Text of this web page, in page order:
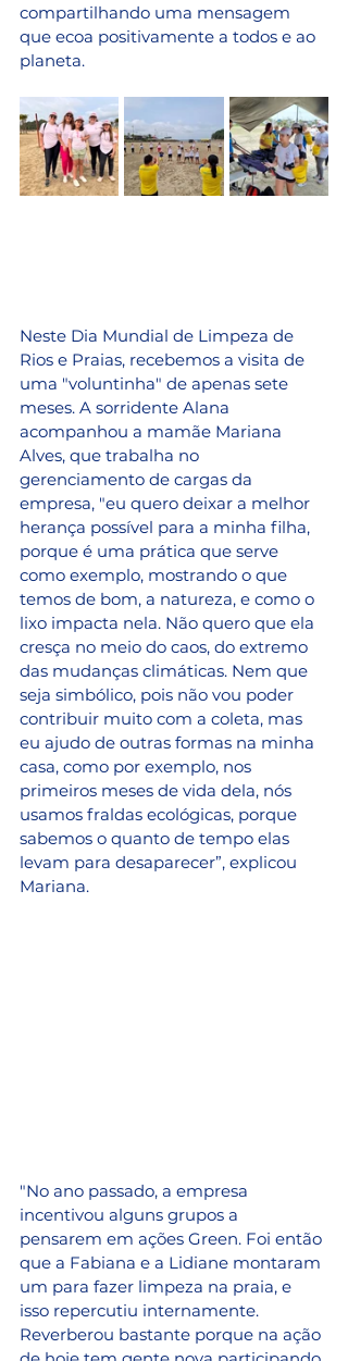
compartilhando uma mensagem
que ecoa positivamente a todos e ao
planeta.
Neste Dia Mundial de Limpeza de
Rios e Praias, recebemos a visita de
uma "voluntinha" de apenas sete
meses. A sorridente Alana
acompanhou a mamãe Mariana
Alves, que trabalha no
gerenciamento de cargas da
empresa, "eu quero deixar a melhor
herança possível para a minha filha,
porque é uma prática que serve
como exemplo, mostrando o que
temos de bom, a natureza, e como o
lixo impacta nela. Não quero que ela
cresça no meio do caos, do extremo
das mudanças climáticas. Nem que
seja simbólico, pois não vou poder
contribuir muito com a coleta, mas
eu ajudo de outras formas na minha
casa, como por exemplo, nos
primeiros meses de vida dela, nós
usamos fraldas ecológicas, porque
sabemos o quanto de tempo elas
levam para desaparecer”, explicou
Mariana.
"No ano passado, a empresa
incentivou alguns grupos a
pensarem em ações Green. Foi então
que a Fabiana e a Lidiane montaram
um para fazer limpeza na praia, e
isso repercutiu internamente.
Reverberou bastante porque na ação